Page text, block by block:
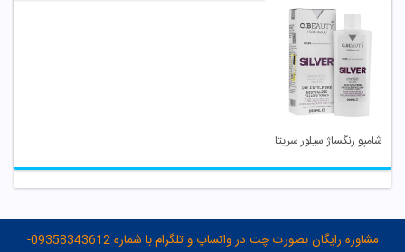
شامپو رنگساژ سیلور سریتا
مشاوره رایگان بصورت چت در واتساپ و تلگرام با شماره 09358343612-